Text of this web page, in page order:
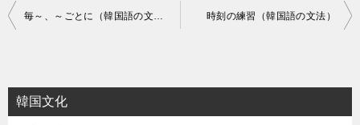
投
ビ
ゲ
毎～、～ごとに（韓国語の文法） 時刻の練習（韓国語の文法）
韓国文化